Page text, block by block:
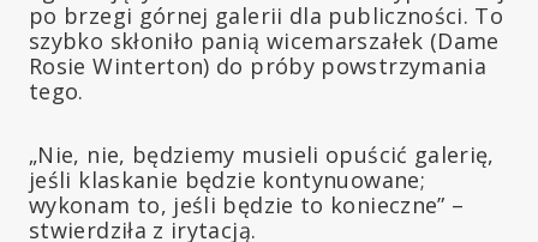
po brzegi górnej galerii dla publiczności. To
szybko skłoniło panią wicemarszałek (Dame
Rosie Winterton) do próby powstrzymania
tego.
„Nie, nie, będziemy musieli opuścić galerię,
jeśli klaskanie będzie kontynuowane;
wykonam to, jeśli będzie to konieczne” –
stwierdziła z irytacją.